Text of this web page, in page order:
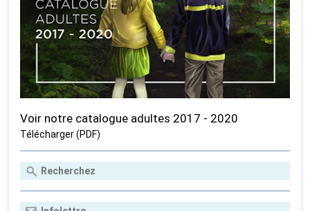
Voir notre catalogue adultes 2017 - 2020
Télécharger (PDF)